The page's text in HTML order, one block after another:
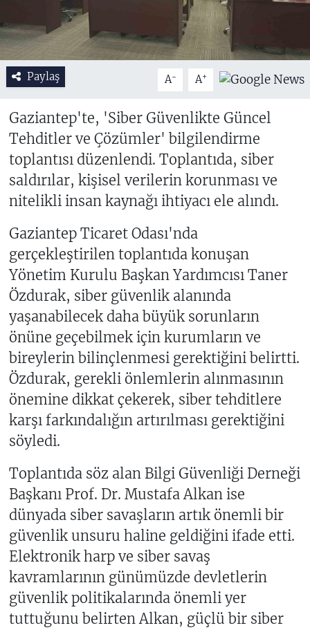
Paylaş A- A+
Gaziantep'te, 'Siber Güvenlikte Güncel
Tehditler ve Çözümler' bilgilendirme
toplantısı düzenlendi. Toplantıda, siber
saldırılar, kişisel verilerin korunması ve
nitelikli insan kaynağı ihtiyacı ele alındı.
Gaziantep Ticaret Odası'nda
gerçekleştirilen toplantıda konuşan
Yönetim Kurulu Başkan Yardımcısı Taner
Özdurak, siber güvenlik alanında
yaşanabilecek daha büyük sorunların
önüne geçebilmek için kurumların ve
bireylerin bilinçlenmesi gerektiğini belirtti.
Özdurak, gerekli önlemlerin alınmasının
önemine dikkat çekerek, siber tehditlere
karşı farkındalığın artırılması gerektiğini
söyledi.
Toplantıda söz alan Bilgi Güvenliği Derneği
Başkanı Prof. Dr. Mustafa Alkan ise
dünyada siber savaşların artık önemli bir
güvenlik unsuru haline geldiğini ifade etti.
Elektronik harp ve siber savaş
kavramlarının günümüzde devletlerin
güvenlik politikalarında önemli yer
tuttuğunu belirten Alkan, güçlü bir siber